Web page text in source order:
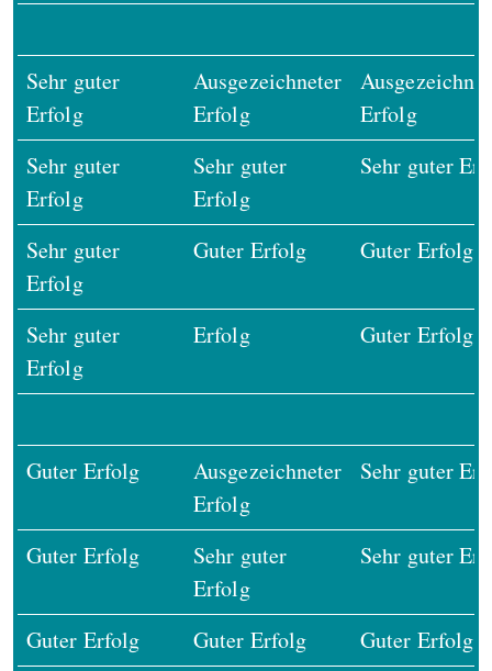
Sehr guter
Erfolg
Ausgezeichneter
Erfolg
Erfolg
Sehr guter
Erfolg
Sehr guter
Erfolg
Sehr guter
Sehr guter
Erfolg
Guter Erfolg Guter Erfolg
Sehr guter
Erfolg
Erfolg Guter Erfolg
Guter Erfolg
Ausgezeichneter
Erfolg
Sehr guter
Guter Erfolg
Sehr guter
Erfolg
Sehr guter
Guter Erfolg Guter Erfolg
Guter Erfolg